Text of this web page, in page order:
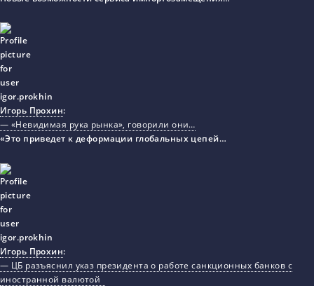
Игорь Прохин:
— «Невидимая рука рынка», говорили они…
«Это приведет к деформации глобальных цепей…
Игорь Прохин:
— ЦБ разъяснил указ президента о работе санкционных банков с
иностранной валютой